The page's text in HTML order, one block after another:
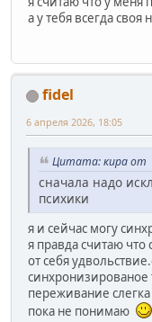
а у тебя всегда своя
fidel
6 апреля 2026, 18:05
Цитата: кира от
сначала надо
психики
я и сейчас могу
я правда считаю что
от себя
синхронизированое
переживание
пока не понимаю